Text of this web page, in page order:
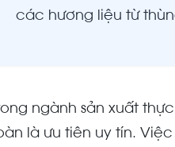
các hương liệu từ
ngành sản xuất
là ưu tiên uy tín.